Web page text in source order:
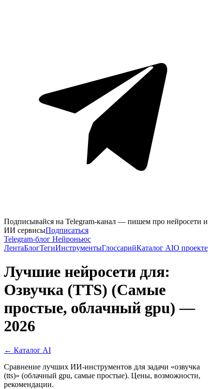
Подписывайся на Telegram-канал — пишем про нейросети и
ИИ сервисыПодписаться
Telegram-блог Нейроньюс
ЛентаБлогТегиИнструментыГлоссарийКаталог AIО проекте
Лучшие нейросети для:
Озвучка (TTS) (Самые
простые, облачный gpu) —
2026
← Каталог AI
Сравнение лучших ИИ-инструментов для задачи «озвучка
(tts)» (облачный gpu, самые простые). Цены, возможности,
рекомендации.